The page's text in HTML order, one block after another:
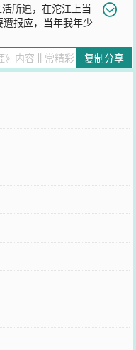
所迫，在沱江上当
报应，当年我年少
来，便和大家聊聊我这小
不要忘记向您QQ群和微博
复制分享